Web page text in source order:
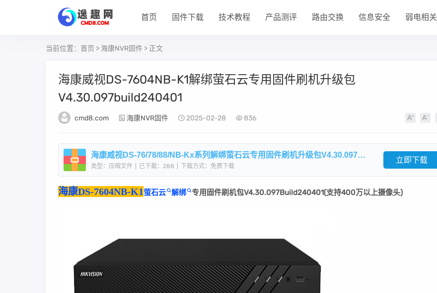
首页 固件下载 技术教程 产品测评 路由交换 信息安全 弱电相关
当前位置： 首页 > 海康NVR固件 > 正文
​海康威视DS-7604NB-K1解绑萤石云专用固件刷机升级包
V4.30.097build240401
cmd8.com 海康NVR固件 2025-02-28 836
​海康威视DS-76/78/88/NB-Kx系列解绑萤石云专用固件刷机升级包V4.30.097build240401.zip
类型：压缩文件 已下载：288 下载方式：免费下载
立即下载
海康DS-7604NB-K1 萤石云 解绑 专用固件刷机包V4.30.097Build240401(支持400万以上摄像头)